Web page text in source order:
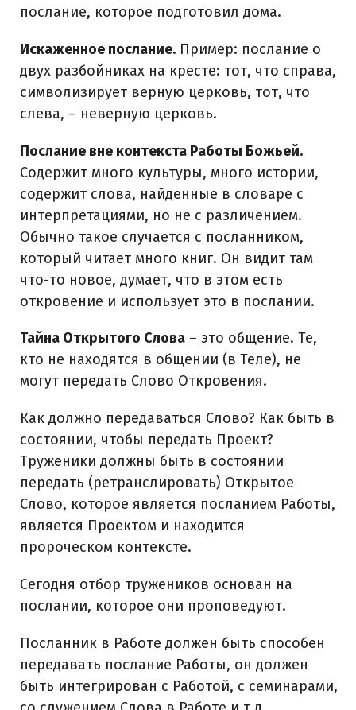
послание, которое подготовил дома.
Искаженное послание. Пример: послание о
двух разбойниках на кресте: тот, что справа,
символизирует верную церковь, тот, что
слева, – неверную церковь.
Послание вне контекста Работы Божьей.
Содержит много культуры, много истории,
содержит слова, найденные в словаре c
интерпретациями, но не с различением.
Обычно такое случается с посланником,
который читает много книг. Он видит там
что-то новое, думает, что в этом есть
откровение и использует это в послании.
Тайна Открытого Слова – это общение. Те,
кто не находятся в общении (в Теле), не
могут передать Слово Откровения.
Как должно передаваться Слово? Как быть в
состоянии, чтобы передать Проект?
Труженики должны быть в состоянии
передать (ретранслировать) Открытое
Слово, которое является посланием Работы,
является Проектом и находится
пророческом контексте.
Сегодня отбор тружеников основан на
послании, которое они проповедуют.
Посланник в Работе должен быть способен
передавать послание Работы, он должен
быть интегрирован с Работой, с семинарами,